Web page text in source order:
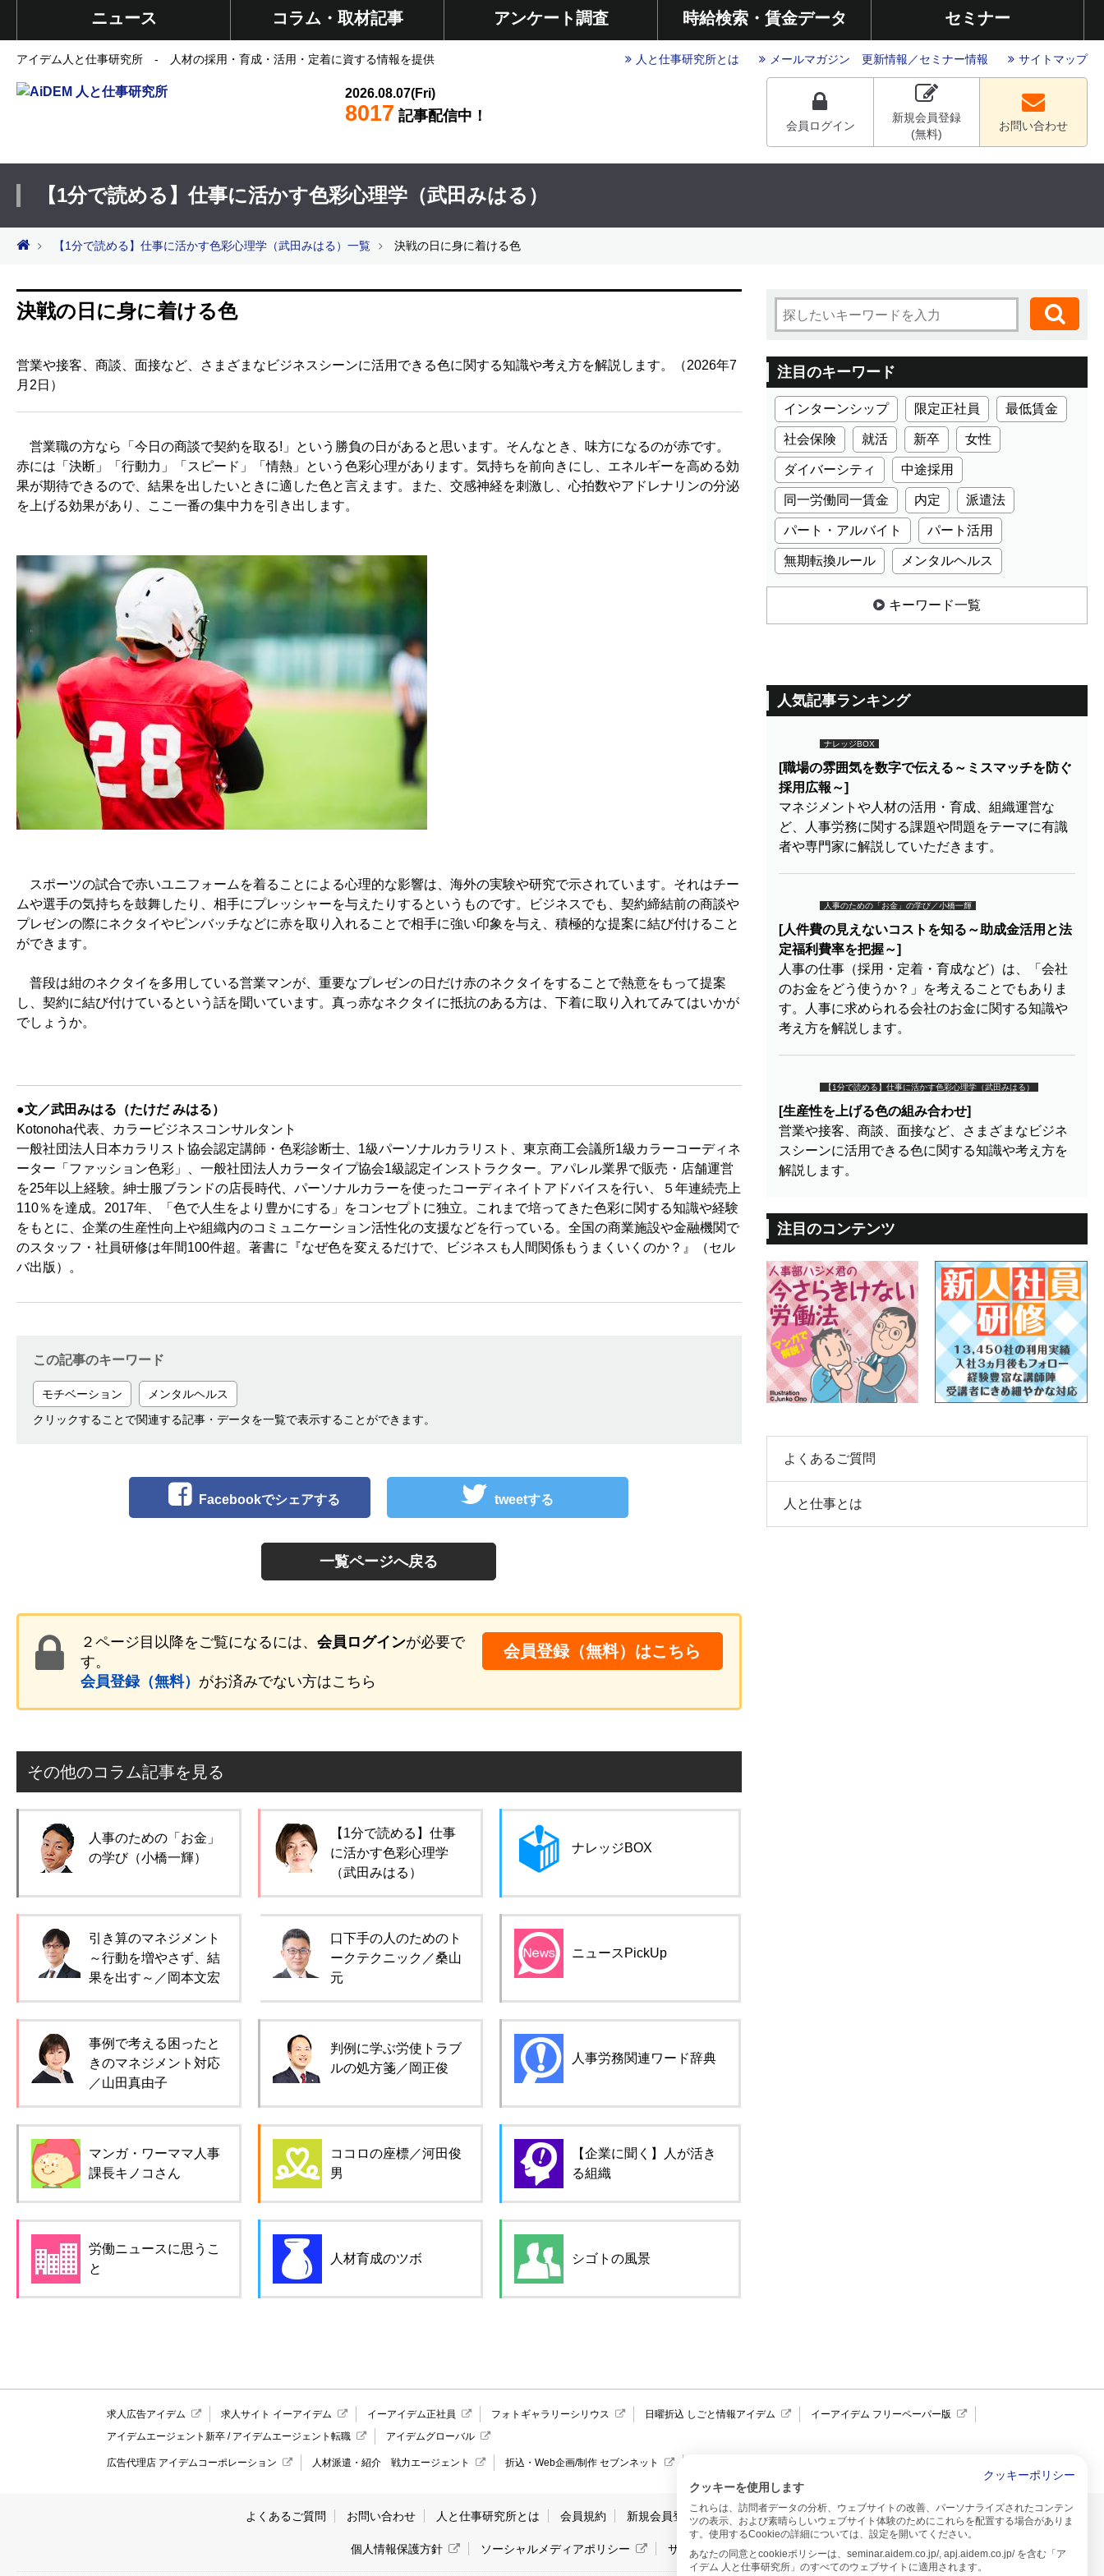
ニュース コラム・取材記事 アンケート調査 時給検索・賃金データ セミナー
アイデム人と仕事研究所 - 人材の採用・育成・活用・定着に資する情報を提供 人と仕事研究所とは メールマガジン 更新情報 ／セミナー情報 サイトマップ
2026.08.07(Fri)
8017 記事配信中！
会員ログイン
新規会員登録
(無料)
お問い合わせ
【1分で読める】仕事に活かす色彩心理学（武田みはる）
【1分で読める】仕事に活かす色彩心理学（武田みはる）一覧 決戦の日に身に着ける色
決戦の日に身に着ける色
営業や接客、商談、面接など、さまざまなビジネスシーンに活用できる色に関する知識や考え方を解説します。（2026年7
月2日）
営業職の方なら「今日の商談で契約を取る!」という勝負の日があると思います。そんなとき、味方になるのが赤です。
赤には「決断」「行動力」「スピード」「情熱」という色彩心理があります。気持ちを前向きにし、エネルギーを高める効
果が期待できるので、結果を出したいときに適した色と言えます。また、交感神経を刺激し、心拍数やアドレナリンの分泌
を上げる効果があり、ここ一番の集中力を引き出します。
スポーツの試合で赤いユニフォームを着ることによる心理的な影響は、海外の実験や研究で示されています。それはチー
ムや選手の気持ちを鼓舞したり、相手にプレッシャーを与えたりするというものです。ビジネスでも、契約締結前の商談や
プレゼンの際にネクタイやピンバッチなどに赤を取り入れることで相手に強い印象を与え、積極的な提案に結び付けること
ができます。
普段は紺のネクタイを多用している営業マンが、重要なプレゼンの日だけ赤のネクタイをすることで熱意をもって提案
し、契約に結び付けているという話を聞いています。真っ赤なネクタイに抵抗のある方は、下着に取り入れてみてはいかが
でしょうか。
●文／武田みはる（たけだ みはる）
Kotonoha代表、カラービジネスコンサルタント
一般社団法人日本カラリスト協会認定講師・色彩診断士、1級パーソナルカラリスト、東京商工会議所1級カラーコーディネ
ーター「ファッション色彩」、一般社団法人カラータイプ協会1級認定インストラクター。アパレル業界で販売・店舗運営
を25年以上経験。紳士服ブランドの店長時代、パーソナルカラーを使ったコーディネイトアドバイスを行い、５年連続売上
110％を達成。2017年、「色で人生をより豊かにする」をコンセプトに独立。これまで培ってきた色彩に関する知識や経験
をもとに、企業の生産性向上や組織内のコミュニケーション活性化の支援などを行っている。全国の商業施設や金融機関で
のスタッフ・社員研修は年間100件超。著書に『なぜ色を変えるだけで、ビジネスも人間関係もうまくいくのか？』（セル
バ出版）。
この記事のキーワード
モチベーション
メンタルヘルス
クリックすることで関連する記事・データを一覧で表示することができます。
Facebookでシェアする tweetする
一覧ページへ戻る
２ページ目以降をご覧になるには、 会員ログインが必要で
す。
会員登録（無料） がお済みでない方はこちら
会員登録（無料）はこちら
その他のコラム記事を見る
人事のための「お金」
の学び（小橋一輝）
【1分で読める】仕事
に活かす色彩心理学
（武田みはる）
ナレッジBOX
引き算のマネジメント
～行動を増やさず、結
果を出す～／岡本文宏
口下手の人のためのト
ークテクニック／桑山
元
ニュースPickUp
事例で考える困ったと
きのマネジメント対応
／山田真由子
判例に学ぶ労使トラブ
ルの処方箋／岡正俊
人事労務関連ワード辞典
マンガ・ワーママ人事
課長キノコさん
ココロの座標／河田俊
男
【企業に聞く】人が活き
る組織
労働ニュースに思うこ
と
人材育成のツボ シゴトの風景
注目のキーワード
インターンシップ 限定正社員 最低賃金
社会保険 就活 新卒 女性
ダイバーシティ 中途採用
同一労働同一賃金 内定 派遣法
パート・アルバイト パート活用
無期転換ルール メンタルヘルス
キーワード一覧
人気記事ランキング
ナレッジBOX
[職場の雰囲気を数字で伝える～ミスマッチを防ぐ
採用広報～]
マネジメントや人材の活用・育成、組織運営な
ど、人事労務に関する課題や問題をテーマに有識
者や専門家に解説していただきます。
人事のための「お金」の学び／小橋一輝
[人件費の見えないコストを知る～助成金活用と法
定福利費率を把握～]
人事の仕事（採用・定着・育成など）は、「会社
のお金をどう使うか？」を考えることでもありま
す。人事に求められる会社のお金に関する知識や
考え方を解説します。
【1分で読める】仕事に活かす色彩心理学（武田みはる）
[生産性を上げる色の組み合わせ]
営業や接客、商談、面接など、さまざまなビジネ
スシーンに活用できる色に関する知識や考え方を
解説します。
注目のコンテンツ
よくあるご質問
人と仕事とは
求人広告アイデム 求人サイト イーアイデム イーアイデム正社員 フォトギャラリーシリウス 日曜折込 しごと情報アイデム
イーアイデム フリーペーパー版
アイデムエージェント新卒 / アイデムエージェント転職 アイデムグローバル
広告代理店 アイデムコーポレーション 人材派遣・紹介 戦力エージェント 折込・Web企画/制作 セブンネット
よくあるご質問 お問い合わせ 人と仕事研究所とは 会員規約 新規会員登録 サイトのご利用について
個人情報保護方針 ソーシャルメディアポリシー サイトマップ
クッキーポリシー
クッキーを使用します
これらは、訪問者データの分析、ウェブサイトの改善、パーソナライズされたコンテン
ツの表示、および素晴らしいウェブサイト体験のためにこれらを配置する場合がありま
す。使用するCookieの詳細については、設定を開いてください。
あなたの同意とcookieポリシーは、seminar.aidem.co.jp/, apj.aidem.co.jp/ を含む「ア
イデム 人と仕事研究所」のすべてのウェブサイトに適用されます。